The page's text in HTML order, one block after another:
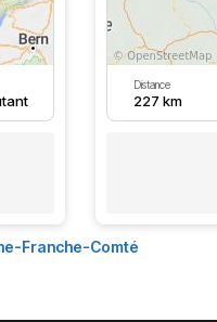
Distance
227 km
Franche-Comté